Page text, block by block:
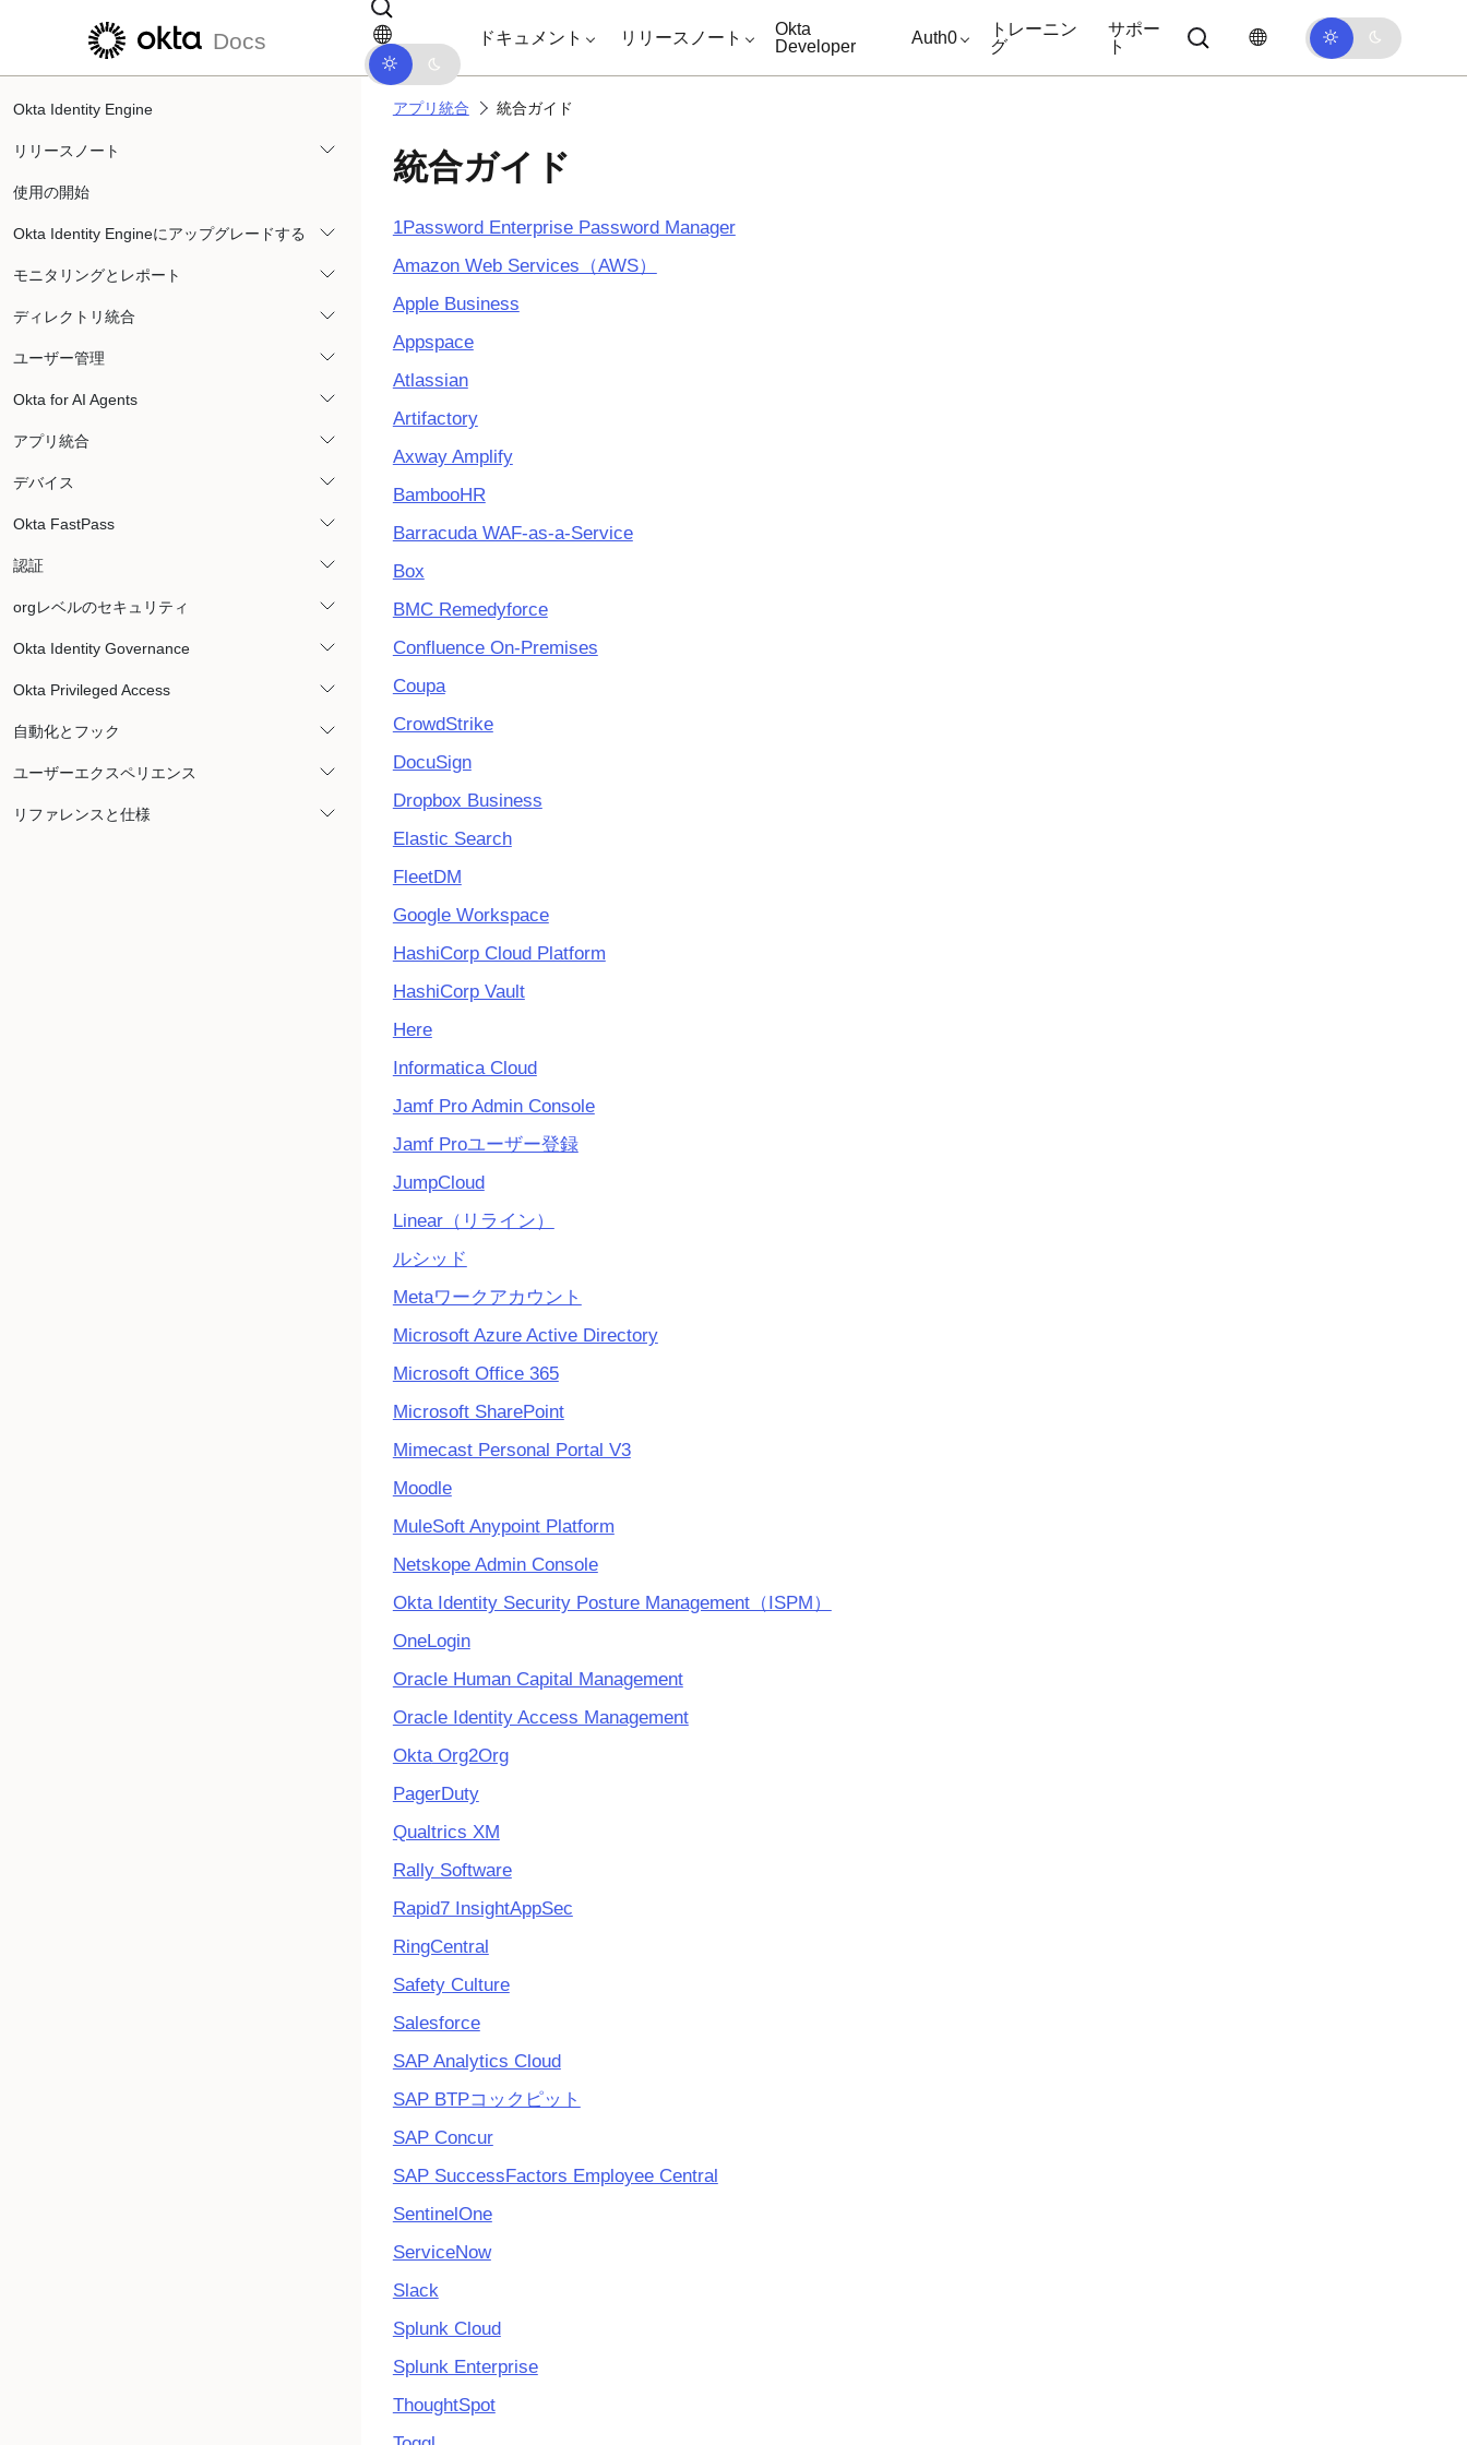
メインコンテンツにスキップ ドキュメントナビゲーションにスキップ
Docs ドキュメント リリースノート
Okta
Developer
Auth0
トレーニン
グ
サポー
ト
Okta Identity Engine
リリースノート
使用の開始
Okta Identity Engineにアップグレードする
モニタリングとレポート
ディレクトリ統合
ユーザー管理
Okta for AI Agents
アプリ統合
デバイス
Okta FastPass
認証
orgレベルのセキュリティ
Okta Identity Governance
Okta Privileged Access
自動化とフック
ユーザーエクスペリエンス
リファレンスと仕様
アプリ統合 統合ガイド
統合ガイド
1Password Enterprise Password Manager
Amazon Web Services（AWS）
Apple Business
Appspace
Atlassian
Artifactory
Axway Amplify
BambooHR
Barracuda WAF-as-a-Service
Box
BMC Remedyforce
Confluence On-Premises
Coupa
CrowdStrike
DocuSign
Dropbox Business
Elastic Search
FleetDM
Google Workspace
HashiCorp Cloud Platform
HashiCorp Vault
Here
Informatica Cloud
Jamf Pro Admin Console
Jamf Proユーザー登録
JumpCloud
Linear（リライン）
ルシッド
Metaワークアカウント
Microsoft Azure Active Directory
Microsoft Office 365
Microsoft SharePoint
Mimecast Personal Portal V3
Moodle
MuleSoft AnypointPlatform
Netskope Admin Console
Okta Identity Security Posture Management（ISPM）
OneLogin
Oracle Human Capital Management
Oracle Identity Access Management
OktaOrg2Org
PagerDuty
Qualtrics XM
Rally Software
Rapid7 InsightAppSec
RingCentral
Safety Culture
Salesforce
SAP Analytics Cloud
SAP BTPコックピット
SAP Concur
SAP SuccessFactors Employee Central
SentinelOne
ServiceNow
Slack
Splunk Cloud
Splunk Enterprise
ThoughtSpot